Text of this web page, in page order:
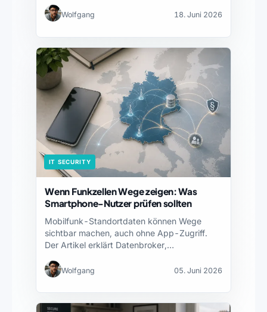
Wolfgang 18. Juni 2026
IT SECURITY
Wenn Funkzellen Wege zeigen: Was
Smartphone-Nutzer prüfen sollten
Mobilfunk-Standortdaten können Wege
sichtbar machen, auch ohne App-Zugriff.
Der Artikel erklärt Datenbroker,
Wolfgang 05. Juni 2026